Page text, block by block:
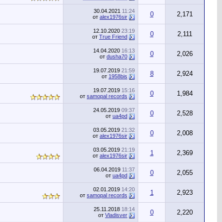
30.04.2021 11:24
от alex1976sir 0 2,171
12.10.2020 23:19
от True Friend 0 2,111
14.04.2020 16:13
от dusha70 0 2,026
19.07.2019 21:59
от 1958bis 8 2,924
19.07.2019 15:16
от samopal records 0 1,984
24.05.2019 09:37
от ua4pd 0 2,528
03.05.2019 21:32
от alex1976sir 0 2,008
03.05.2019 21:19
от alex1976sir 1 2,369
06.04.2019 11:37
от ua4pd 0 2,055
02.01.2019 14:20
от samopal records 1 2,923
25.11.2018 18:14
от Vladisver 0 2,220